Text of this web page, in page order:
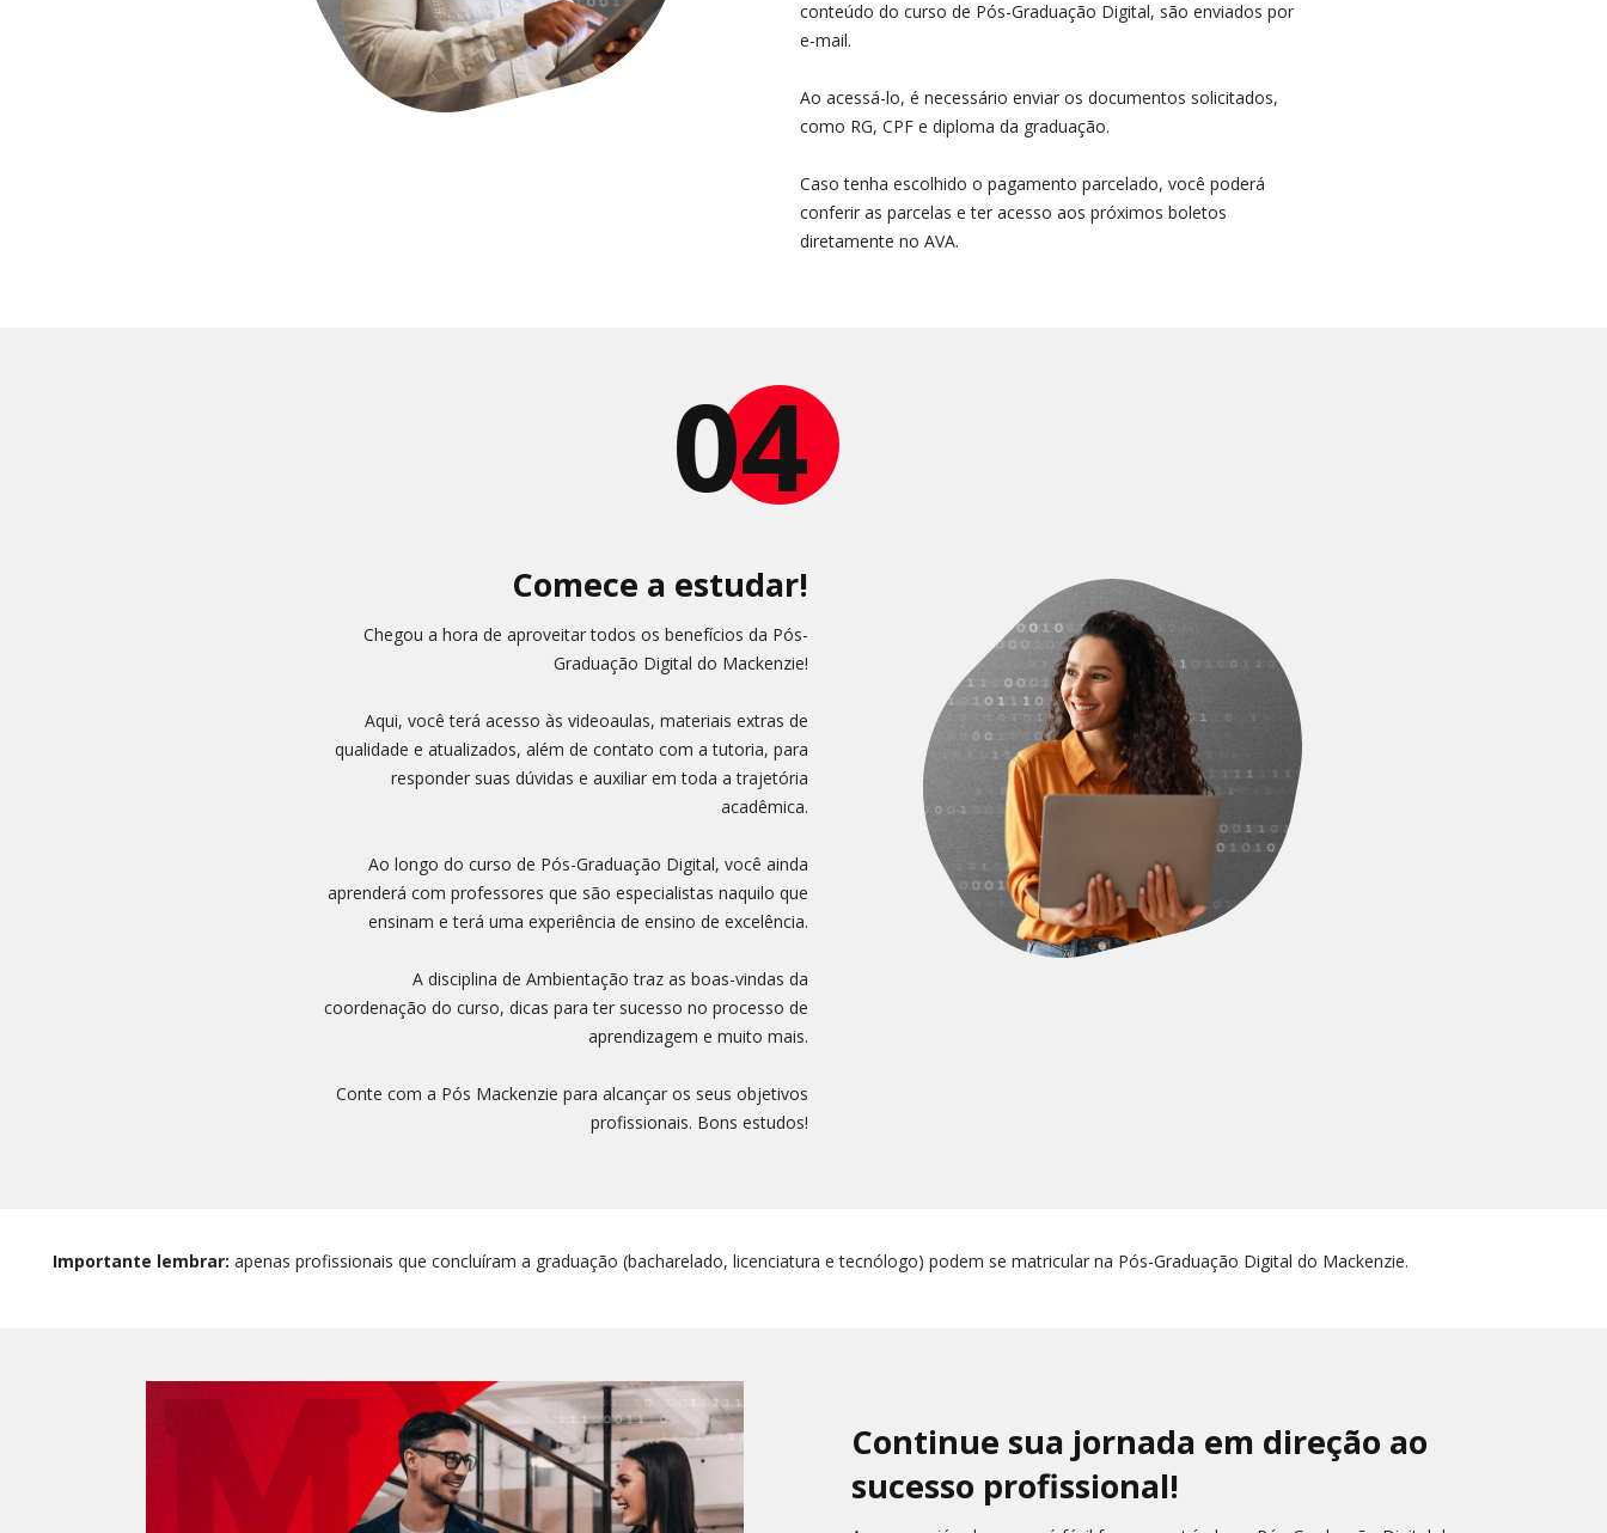
conteúdo do curso de Pós-Graduação Digital, são enviados por
e-mail.
Ao acessá-lo, é necessário enviar os documentos solicitados,
como RG, CPF e diploma da graduação.
Caso tenha escolhido o pagamento parcelado, você poderá
conferir as parcelas e ter acesso aos próximos boletos
diretamente no AVA.
04
Comece a estudar!
Chegou a hora de aproveitar todos os benefícios da Pós-
Graduação Digital do Mackenzie!
Aqui, você terá acesso às videoaulas, materiais extras de
qualidade e atualizados, além de contato com a tutoria, para
responder suas dúvidas e auxiliar em toda a trajetória
acadêmica.
Ao longo do curso de Pós-Graduação Digital, você ainda
aprenderá com professores que são especialistas naquilo que
ensinam e terá uma experiência de ensino de excelência.
A disciplina de Ambientação traz as boas-vindas da
coordenação do curso, dicas para ter sucesso no processo de
aprendizagem e muito mais.
Conte com a Pós Mackenzie para alcançar os seus objetivos
profissionais. Bons estudos!
Importante lembrar: apenas profissionais que concluíram a graduação (bacharelado, licenciatura e tecnólogo) podem se matricular na Pós-Graduação Digital do Mackenzie.
Continue sua jornada em direção ao
sucesso profissional!